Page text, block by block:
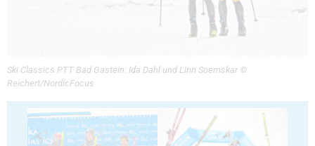
Ski Classics PTT Bad Gastein: Ida Dahl und Linn Soemskar ©
Reichert/NordicFocus